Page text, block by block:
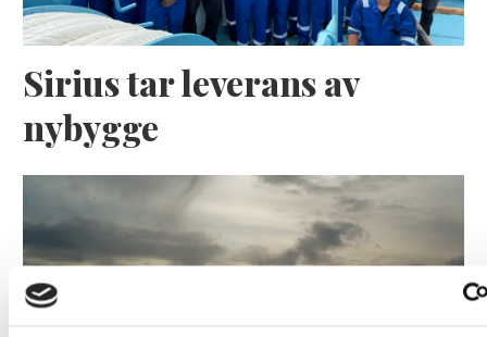
Sirius tar leverans av
nybygge